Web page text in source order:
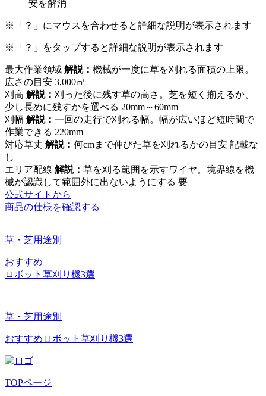
安を解消
※「？」にマウスを合わせると詳細な説明が表示されます
※「？」をタップすると詳細な説明が表示されます
最大作業領域 解説： 機械が一度に草を刈れる面積の上限。
広さの目安 3,000㎡
刈高 解説： 刈った後に残す草の高さ。芝を短く揃えるか、
少し長めに残すかを選べる 20mm～60mm
刈幅 解説： 一回の走行で刈れる幅。幅が広いほど短時間で
作業できる 220mm
対応草丈 解説： 何cmまで伸びた草を刈れるかの目安 記載な
し
エリア配線 解説： 草を刈る範囲を示すワイヤ。境界線を機
械が認識して範囲外に出ないようにする 要
公式サイトから
商品の仕様を確認する
草・芝用途別
おすすめ
ロボット草刈り機3選
草・芝用途別
おすすめロボット草刈り機3選
TOPページ